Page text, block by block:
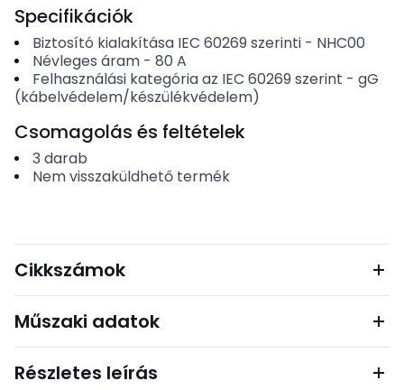
Specifikációk
Biztosító kialakítása IEC 60269 szerinti- NHC00
Névleges áram- 80 A
Felhasználási kategória az IEC 60269 szerint - gG
(kábelvédelem/készülékvédelem)
Csomagolás és feltételek
3 darab
Nem visszaküldhető termék
Cikkszámok
Műszaki adatok
Részletes leírás